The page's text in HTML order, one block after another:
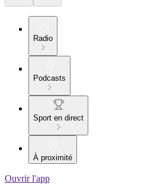
Radio
Podcasts
Sport en direct
À proximité
Ouvrir l'app